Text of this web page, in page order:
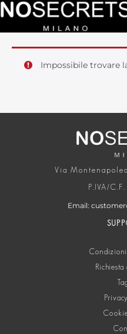
Impossibile trovare
Via
P.IVA/
Email:
Richiesta